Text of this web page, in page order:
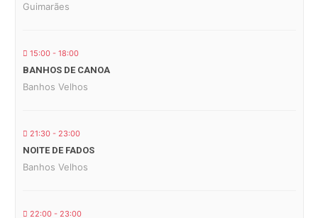
Guimarães
15:00 - 18:00
BANHOS DE CANOA
Banhos Velhos
21:30 - 23:00
NOITE DE FADOS
Banhos Velhos
22:00 - 23:00